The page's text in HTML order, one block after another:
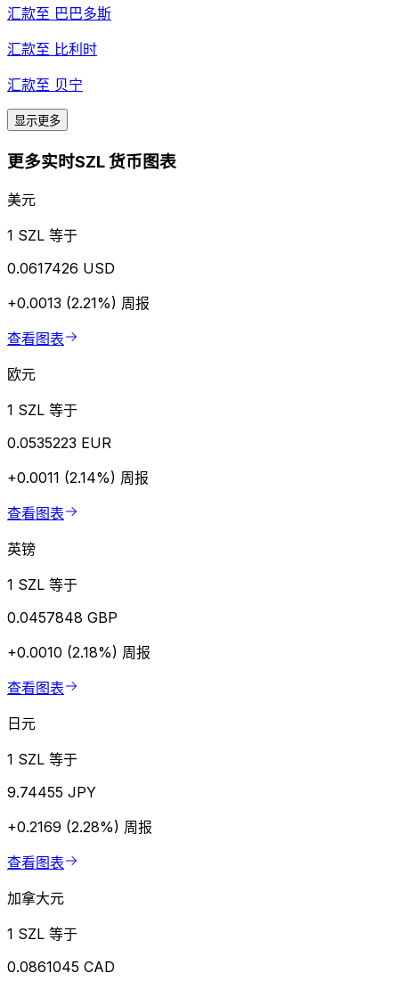
汇款至 巴巴多斯
汇款至 比利时
汇款至 贝宁
显示更多
更多实时SZL 货币图表
美元
1 SZL 等于
0.0617426 USD
+0.0013 (2.21%) 周报
查看图表
欧元
1 SZL 等于
0.0535223 EUR
+0.0011 (2.14%) 周报
查看图表
英镑
1 SZL 等于
0.0457848 GBP
+0.0010 (2.18%) 周报
查看图表
日元
1 SZL 等于
9.74455 JPY
+0.2169 (2.28%) 周报
查看图表
加拿大元
1 SZL 等于
0.0861045 CAD